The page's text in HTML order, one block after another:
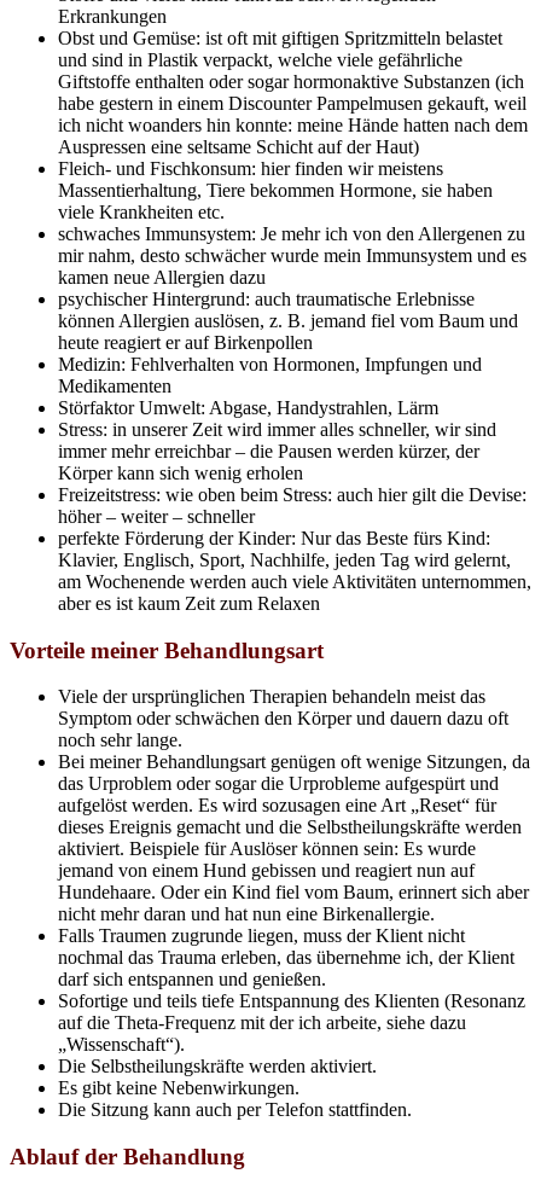
Erkrankungen
Obst und Gemüse: ist oft mit giftigen Spritzmitteln belastet
und sind in Plastik verpackt, welche viele gefährliche
Giftstoffe enthalten oder sogar hormonaktive Substanzen (ich
habe gestern in einem Discounter Pampelmusen gekauft, weil
ich nicht woanders hin konnte: meine Hände hatten nach dem
Auspressen eine seltsame Schicht auf der Haut)
Fleich- und Fischkonsum: hier finden wir meistens
Massentierhaltung, Tiere bekommen Hormone, sie haben
viele Krankheiten etc.
schwaches Immunsystem: Je mehr ich von den Allergenen zu
mir nahm, desto schwächer wurde mein Immunsystem und es
kamen neue Allergien dazu
psychischer Hintergrund: auch traumatische Erlebnisse
können Allergien auslösen, z. B. jemand fiel vom Baum und
heute reagiert er auf Birkenpollen
Medizin: Fehlverhalten von Hormonen, Impfungen und
Medikamenten
Störfaktor Umwelt: Abgase, Handystrahlen, Lärm
Stress: in unserer Zeit wird immer alles schneller, wir sind
immer mehr erreichbar – die Pausen werden kürzer, der
Körper kann sich wenig erholen
Freizeitstress: wie oben beim Stress: auch hier gilt die Devise:
höher – weiter – schneller
perfekte Förderung der Kinder: Nur das Beste fürs Kind:
Klavier, Englisch, Sport, Nachhilfe, jeden Tag wird gelernt,
am Wochenende werden auch viele Aktivitäten unternommen,
aber es ist kaum Zeit zum Relaxen
Vorteile meiner Behandlungsart
Viele der ursprünglichen Therapien behandeln meist das
Symptom oder schwächen den Körper und dauern dazu oft
noch sehr lange.
Bei meiner Behandlungsart genügen oft wenige Sitzungen, da
das Urproblem oder sogar die Urprobleme aufgespürt und
aufgelöst werden. Es wird sozusagen eine Art „Reset“ für
dieses Ereignis gemacht und die Selbstheilungskräfte werden
aktiviert. Beispiele für Auslöser können sein: Es wurde
jemand von einem Hund gebissen und reagiert nun auf
Hundehaare. Oder ein Kind fiel vom Baum, erinnert sich aber
nicht mehr daran und hat nun eine Birkenallergie.
Falls Traumen zugrunde liegen, muss der Klient nicht
nochmal das Trauma erleben, das übernehme ich, der Klient
darf sich entspannen und genießen.
Sofortige und teils tiefe Entspannung des Klienten (Resonanz
auf die Theta-Frequenz mit der ich arbeite, siehe dazu
„Wissenschaft“).
Die Selbstheilungskräfte werden aktiviert.
Es gibt keine Nebenwirkungen.
Die Sitzung kann auch per Telefon stattfinden.
Ablauf der Behandlung